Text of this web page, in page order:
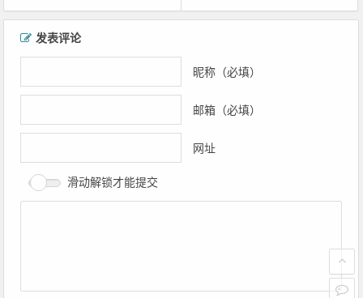
文章导航
发表评论
昵称（必填）
邮箱（必填）
网址
滑动解锁才能提交